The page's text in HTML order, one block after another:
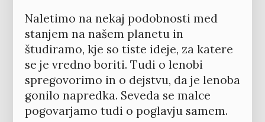
Naletimo na nekaj podobnosti med
stanjem na našem planetu in
študiramo, kje so tiste ideje, za katere
se je vredno boriti. Tudi o lenobi
spregovorimo in o dejstvu, da je lenoba
gonilo napredka. Seveda se malce
pogovarjamo tudi o poglavju samem.